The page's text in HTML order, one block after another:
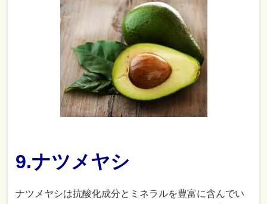
9.ナツメヤシ
ナツメヤシは抗酸化成分とミネラルを豊富に含んでい